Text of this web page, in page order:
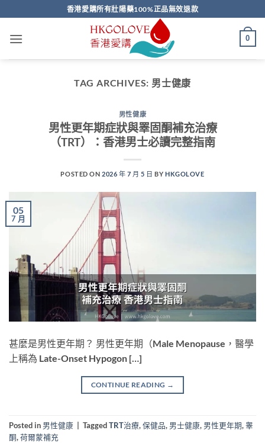
to
content
香港愛購所有壯陽藥100%正品無效退款
0
TAG ARCHIVES: 男士健康
男性健康
男性更年期症狀與睪固酮補充治療
（TRT）：香港男士必讀完整指南
POSTED ON2026 年 7 月 5 日 BYHKGOLOVE
05
7 月
甚麼是男性更年期？ 男性更年期（Male Menopause，醫學
上稱為 Late-Onset Hypogon […]
CONTINUE READING →
Posted in 男性健康 TaggedTRT治療,保健品, 男士健康, 男性更年期,睾
酮,荷爾蒙補充